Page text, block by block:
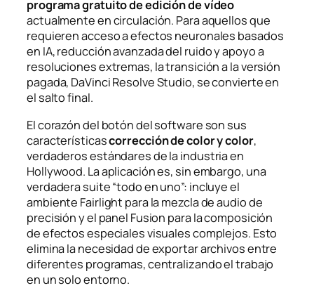
programa gratuito de edición de vídeo
actualmente en circulación. Para aquellos que
requieren acceso a efectos neuronales basados
en IA, reducción avanzada del ruido y apoyo a
resoluciones extremas, la transición a la versión
pagada, DaVinci Resolve Studio, se convierte en
el salto final.
El corazón del botón del software son sus
característicascorrección de color y color,
verdaderos estándares de la industria en
Hollywood. La aplicación es, sin embargo, una
verdadera suite “todo en uno”: incluye el
ambiente Fairlight para la mezcla de audio de
precisión y el panel Fusion para la composición
de efectos especiales visuales complejos. Esto
elimina la necesidad de exportar archivos entre
diferentes programas, centralizando el trabajo
en un solo entorno.